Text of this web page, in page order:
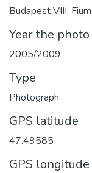
Budapest VIII.
Year the
2005/2009
Type
Photograph
GPS latitude
47.49585
GPS longitude